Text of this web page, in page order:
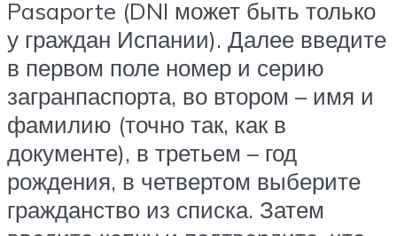
Pasaporte (DNI может быть только
у граждан Испании). Далее введите
в первом поле номер и серию
загранпаспорта, во втором – имя и
фамилию (точно так, как в
документе), в третьем – год
рождения, в четвертом выберите
гражданство из списка. Затем